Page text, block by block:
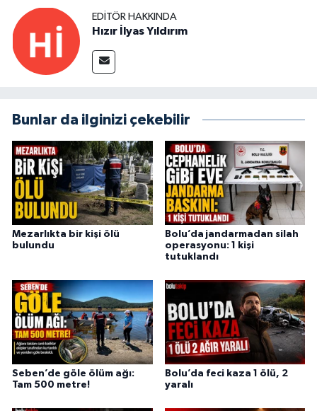
EDITÖR HAKKINDA
Hızır İlyas Yıldırım
Bunlar da ilginizi çekebilir
Mezarlıkta bir kişi ölü
bulundu
Bolu’da jandarmadan silah
operasyonu: 1 kişi
tutuklandı
Seben’de göle ölüm ağı:
Tam 500 metre!
Bolu’da feci kaza 1 ölü, 2
yaralı